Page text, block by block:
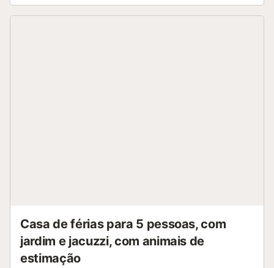
Casa de férias para 5 pessoas, com
jardim e jacuzzi, com animais de
estimação